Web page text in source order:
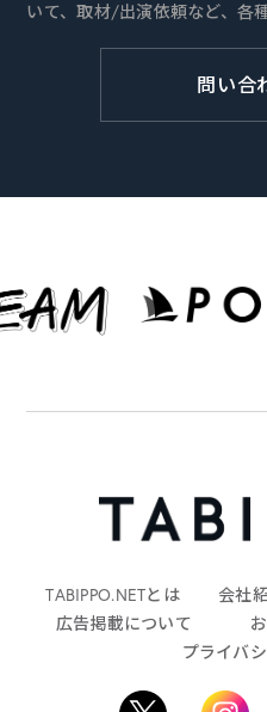
いて、取材/出演依頼など、各
問い合
TABIPPO.NETとは 会社
広告掲載について
プライバ